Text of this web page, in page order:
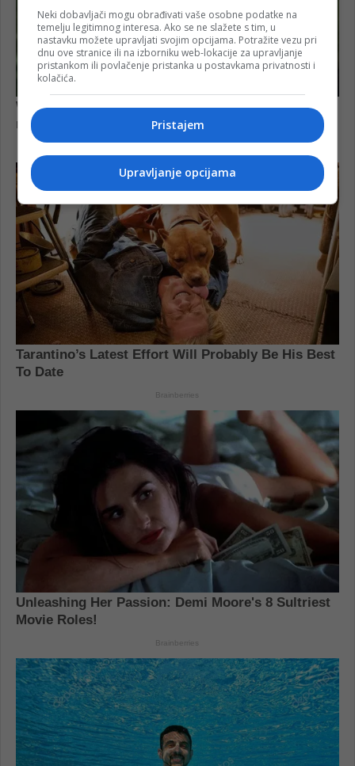
Neki dobavljači mogu obrađivati vaše osobne podatke na
temelju legitimnog interesa. Ako se ne slažete s tim, u
nastavku možete upravljati svojim opcijama. Potražite vezu pri
dnu ove stranice ili na izborniku web-lokacije za upravljanje
pristankom ili povlačenje pristanka u postavkama privatnosti i
kolačića.
Pristajem
Upravljanje opcijama